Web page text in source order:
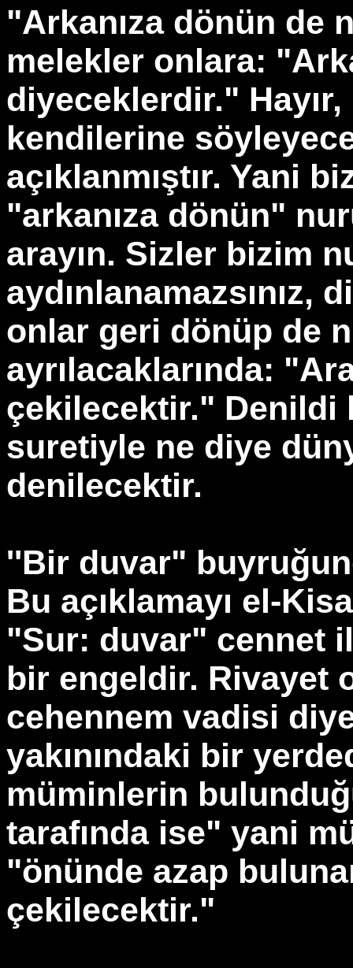
"Arkanıza dönün de
melekler onlara:
diyeceklerdir."
kendilerine
açıklanmıştır. Yani
"arkanıza dönün"
arayın. Sizler bizim
aydınlanamazsınız,
onlar geri dönüp de
ayrılacaklarında:
çekilecektir." Denildi
suretiyle ne diye
denilecektir.
''Bir duvar"
Bu açıklamayı el-
"Sur: duvar" cennet
bir engeldir. Rivayet
cehennem vadisi
yakınındaki bir
müminlerin
tarafında ise" yani
"önünde azap
çekilecektir."